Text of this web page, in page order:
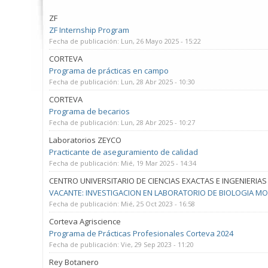
ZF
ZF Internship Program
Fecha de publicación: Lun, 26 Mayo 2025 - 15:22
CORTEVA
Programa de prácticas en campo
Fecha de publicación: Lun, 28 Abr 2025 - 10:30
CORTEVA
Programa de becarios
Fecha de publicación: Lun, 28 Abr 2025 - 10:27
Laboratorios ZEYCO
Practicante de aseguramiento de calidad
Fecha de publicación: Mié, 19 Mar 2025 - 14:34
CENTRO UNIVERSITARIO DE CIENCIAS EXACTAS E INGENIERIAS
VACANTE: INVESTIGACION EN LABORATORIO DE BIOLOGIA
Fecha de publicación: Mié, 25 Oct 2023 - 16:58
Corteva Agriscience
Programa de Prácticas Profesionales Corteva 2024
Fecha de publicación: Vie, 29 Sep 2023 - 11:20
Rey Botanero